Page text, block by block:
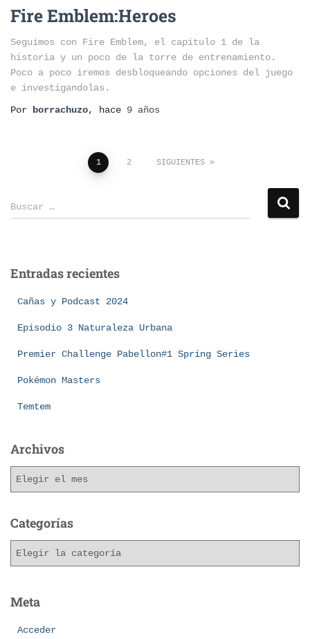
Fire Emblem:Heroes
Seguimos con Fire Emblem, el capitulo 1 de la
historia y un poco de la torre de entrenamiento.
Poco a poco iremos desbloqueando opciones del juego
e investigandolas.
Por borrachuzo, hace 9 años
1 2 SIGUIENTES
Buscar …
Entradas recientes
Cañas y Podcast 2024
Episodio 3 Naturaleza Urbana
Premier Challenge Pabellon#1 Spring Series
Pokémon Masters
Temtem
Archivos
Categorías
Meta
Acceder